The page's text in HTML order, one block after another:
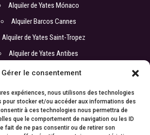
Gérer le consentement
expériences, nous utilisons des technologies
pour stocker et/ou accéder aux informations des
à ces technologies nous permettra de
que le comportement de navigation ou les ID
fait de ne pas consentir ou de retirer son
Alquiler de Yates Mónaco
Alquiler Barcos Cannes
Alquiler de Yates Saint-Tropez
Alquiler de Yates Antibes
Alquiler Barcos Niza
CONTACTO
Oficina :